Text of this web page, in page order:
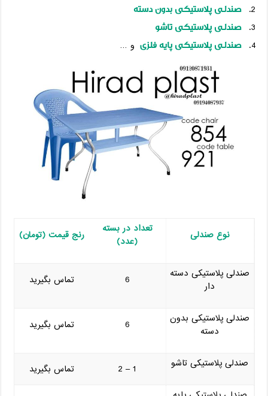
صندلی پلاستیکی بدون دسته
صندلی پلاستیکی تاشو
صندلی پلاستیکی پایه فلزی و …
نوع صندلی
تعداد در بسته
(عدد)
رنج قیمت (تومان)
صندلی پلاستیکی دسته
دار
6 تماس بگیرید
صندلی پلاستیکی بدون
دسته
6 تماس بگیرید
صندلی پلاستیکی تاشو 1 – 2
تماس بگیرید